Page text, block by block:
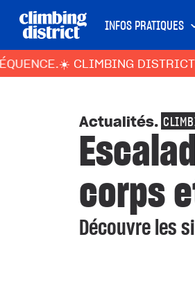
INFOS PRATIQUES
DISTRICT PASSE À
Actualités.
corps
Découvre les